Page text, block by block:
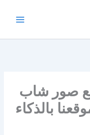
مع صور شاب
بالذكاء